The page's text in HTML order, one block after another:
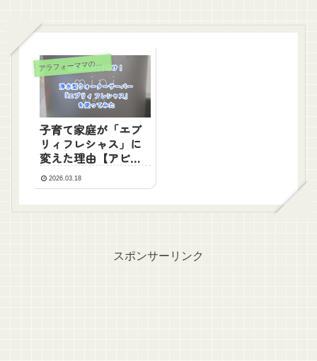
アラフォーママの日常生活
子育て家庭が「エブ
リィフレシャス」に
変えた理由【アピュ
ア水と比較】
2026.03.18
スポンサーリンク